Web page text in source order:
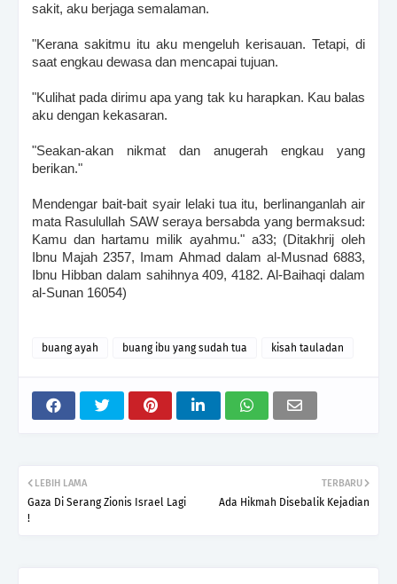
sakit, aku berjaga semalaman.
"Kerana sakitmu itu aku mengeluh kerisauan. Tetapi, di
saat engkau dewasa dan mencapai tujuan.
"Kulihat pada dirimu apa yang tak ku harapkan. Kau balas
aku dengan kekasaran.
"Seakan-akan nikmat dan anugerah engkau yang
berikan."
Mendengar bait-bait syair lelaki tua itu, berlinanganlah air
mata Rasulullah SAW seraya bersabda yang bermaksud:
Kamu dan hartamu milik ayahmu." a33; (Ditakhrij oleh
Ibnu Majah 2357, Imam Ahmad dalam al-Musnad 6883,
Ibnu Hibban dalam sahihnya 409, 4182. Al-Baihaqi dalam
al-Sunan 16054)
buang ayah buang ibu yang sudah tua kisah tauladan
TERBARU
Ada Hikmah Disebalik Kejadian
LEBIH LAMA
Gaza Di Serang Zionis Israel Lagi
!